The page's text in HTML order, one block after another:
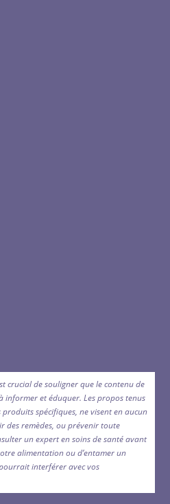
crucial de souligner que le contenu de
informer et éduquer. Les propos tenus
spécifiques, ne visent en aucun
des remèdes, ou prévenir toute
un expert en soins de santé avant
alimentation ou d’entamer un
interférer avec vos